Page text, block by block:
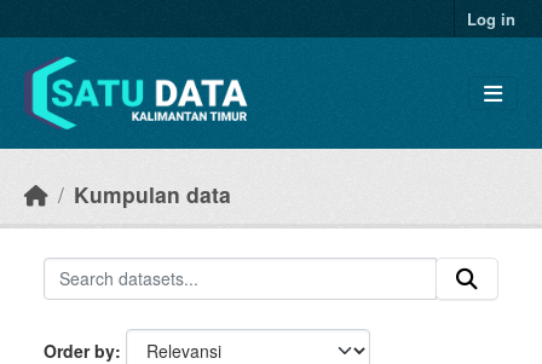
Log in
Kumpulan data
Order by